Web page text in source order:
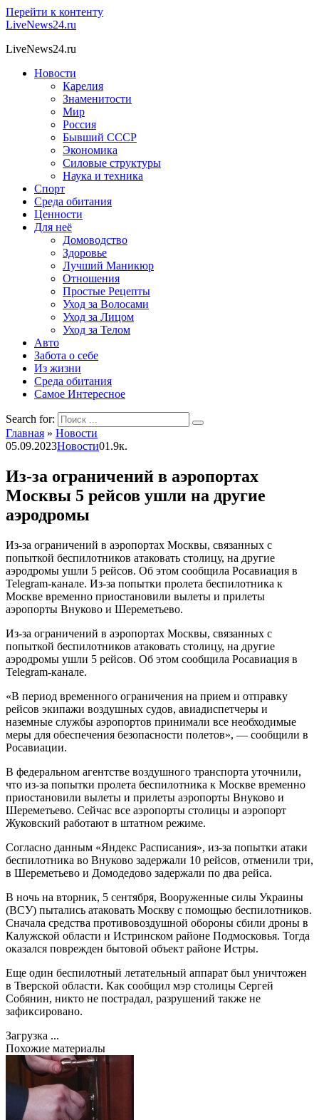
Перейти к контенту
LiveNews24.ru
LiveNews24.ru
Новости
Карелия
Знаменитости
Мир
Россия
Бывший СССР
Экономика
Силовые структуры
Наука и техника
Спорт
Среда обитания
Ценности
Для неё
Домоводство
Здоровье
Лучший Маникюр
Отношения
Простые Рецепты
Уход за Волосами
Уход за Лицом
Уход за Телом
Авто
Забота о себе
Из жизни
Среда обитания
Самое Интересное
Search for:
Главная » Новости
05.09.2023Новости01.9к.
Из-за ограничений в аэропортах
Москвы 5 рейсов ушли на другие
аэродромы
Из-за ограничений в аэропортах Москвы, связанных с
попыткой беспилотников атаковать столицу, на другие
аэродромы ушли 5 рейсов. Об этом сообщила Росавиация в
Telegram-канале. Из-за попытки пролета беспилотника к
Москве временно приостановили вылеты и прилеты
аэропорты Внуково и Шереметьево.
Из-за ограничений в аэропортах Москвы, связанных с
попыткой беспилотников атаковать столицу, на другие
аэродромы ушли 5 рейсов. Об этом сообщила Росавиация в
Telegram-канале.
«В период временного ограничения на прием и отправку
рейсов экипажи воздушных судов, авиадиспетчеры и
наземные службы аэропортов принимали все необходимые
меры для обеспечения безопасности полетов», — сообщили в
Росавиации.
В федеральном агентстве воздушного транспорта уточнили,
что из-за попытки пролета беспилотника к Москве временно
приостановили вылеты и прилеты аэропорты Внуково и
Шереметьево. Сейчас все аэропорты столицы и аэропорт
Жуковский работают в штатном режиме.
Согласно данным «Яндекс Расписания», из-за попытки атаки
беспилотника во Внуково задержали 10 рейсов, отменили три,
в Шереметьево и Домодедово задержали по два рейса.
В ночь на вторник, 5 сентября, Вооруженные силы Украины
(ВСУ) пытались атаковать Москву с помощью беспилотников.
Сначала средства противовоздушной обороны сбили дроны в
Калужской области и Истринском районе Подмосковья. Тогда
оказался поврежден бытовой объект районе Истры.
Еще один беспилотный летательный аппарат был уничтожен
в Тверской области. Как сообщил мэр столицы Сергей
Собянин, никто не пострадал, разрушений также не
зафиксировано.
Загрузка ...
Похожие материалы